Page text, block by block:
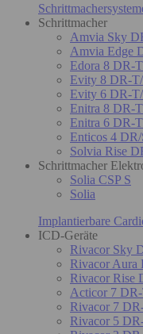
Schrittmacher
Amvia Sky
Amvia Edge
Edora 8 DR-
Evity 8 DR-
Evity 6 DR-
Enitra 8 DR-
Enitra 6 DR-
Enticos 4 DR/
Solvia Rise
Schrittmacher
Solia CSP S
Solia
Implantierbare
ICD-Geräte
Rivacor Sky
Rivacor
Rivacor
Acticor 7
Rivacor 7
Rivacor 5